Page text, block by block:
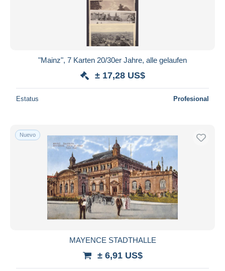
"Mainz", 7 Karten 20/30er Jahre, alle gelaufen
± 17,28 US$
Estatus Profesional
Nuevo
MAYENCE STADTHALLE
± 6,91 US$